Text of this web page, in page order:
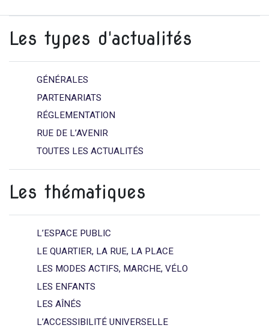
Les types d'actualités
GÉNÉRALES
PARTENARIATS
RÉGLEMENTATION
RUE DE L’AVENIR
TOUTES LES ACTUALITÉS
Les thématiques
L’ESPACE PUBLIC
LE QUARTIER, LA RUE, LA PLACE
LES MODES ACTIFS, MARCHE, VÉLO
LES ENFANTS
LES AÎNÉS
L’ACCESSIBILITÉ UNIVERSELLE